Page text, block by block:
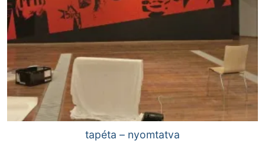
tapéta – nyomtatva